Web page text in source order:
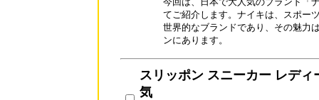
てご紹介します。ナイキは、スポー
世界的なブランドであり、その魅力
ンにあります。
スリッポン スニーカー レディ
気